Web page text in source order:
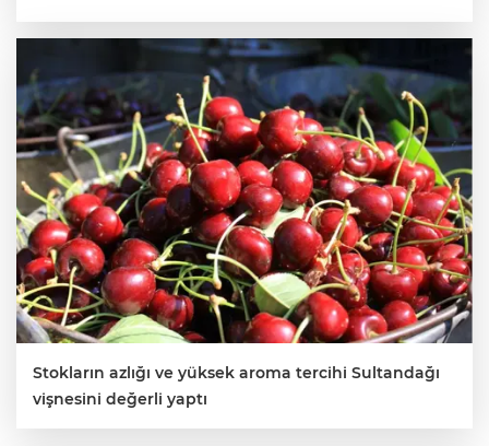
Stokların azlığı ve yüksek aroma tercihi Sultandağı
vişnesini değerli yaptı